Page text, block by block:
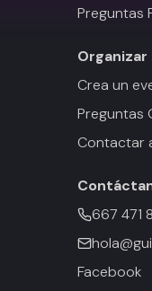
Preguntas
Organizar
Crea un
Preguntas
Contactar
667 471
Facebook